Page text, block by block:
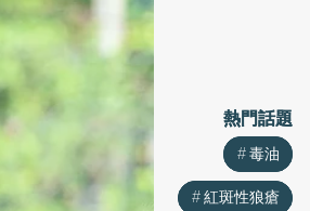
熱門話題
毒油
紅斑性狼瘡
熱門話題
毒油
紅斑性狼瘡